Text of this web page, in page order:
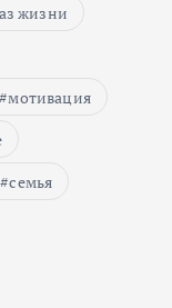
жизни
мотивация
семья